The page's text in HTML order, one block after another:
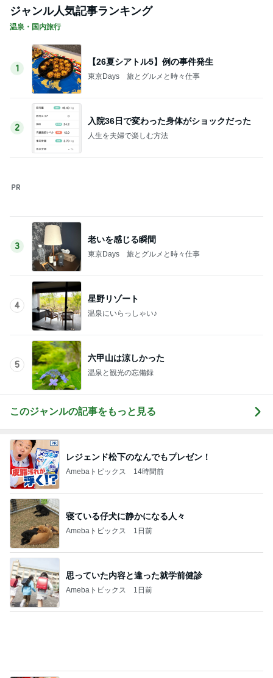
Amebaトピックス 14時間前
寝ている仔犬に静かになる人々
Amebaトピックス 1日前
思っていた内容と違った就学前健診
Amebaトピックス 1日前
大満喫したピクニック新幹線
Amebaトピックス 1日前
25㎝バッサリカットで素敵な変身
Amebaトピックス 1日前
ヘルパー13年で得た利用者の信頼
Amebaトピックス
記事を読む
50cm近く増えていた私のウエスト
Amebaトピックス 1日前